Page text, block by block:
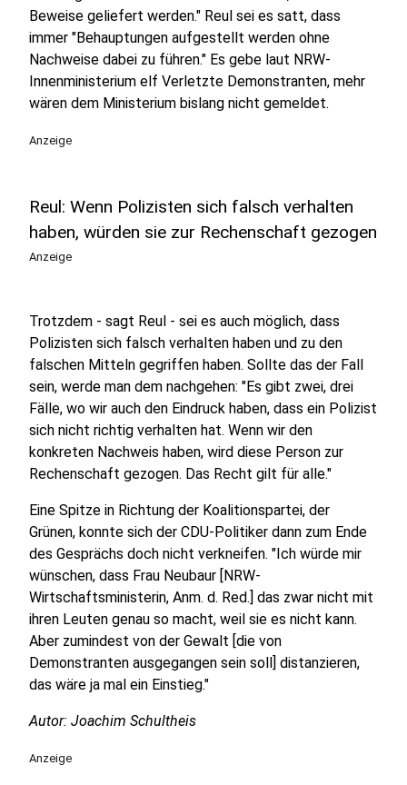
Beweise geliefert werden." Reul sei es satt, dass
immer "Behauptungen aufgestellt werden ohne
Nachweise dabei zu führen." Es gebe laut NRW-
Innenministerium elf Verletzte Demonstranten, mehr
wären dem Ministerium bislang nicht gemeldet.
Anzeige
Reul: Wenn Polizisten sich falsch verhalten
haben, würden sie zur Rechenschaft gezogen
Anzeige
Trotzdem - sagt Reul - sei es auch möglich, dass
Polizisten sich falsch verhalten haben und zu den
falschen Mitteln gegriffen haben. Sollte das der Fall
sein, werde man dem nachgehen: "Es gibt zwei, drei
Fälle, wo wir auch den Eindruck haben, dass ein Polizist
sich nicht richtig verhalten hat. Wenn wir den
konkreten Nachweis haben, wird diese Person zur
Rechenschaft gezogen. Das Recht gilt für alle."
Eine Spitze in Richtung der Koalitionspartei, der
Grünen, konnte sich der CDU-Politiker dann zum Ende
des Gesprächs doch nicht verkneifen. "Ich würde mir
wünschen, dass Frau Neubaur [NRW-
Wirtschaftsministerin, Anm. d. Red.] das zwar nicht mit
ihren Leuten genau so macht, weil sie es nicht kann.
Aber zumindest von der Gewalt [die von
Demonstranten ausgegangen sein soll] distanzieren,
das wäre ja mal ein Einstieg."
Autor: Joachim Schultheis
Anzeige